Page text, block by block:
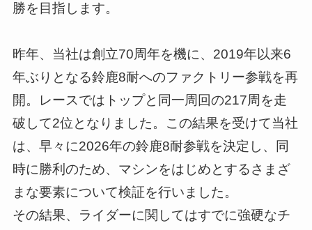
勝を目指します。
昨年、当社は創立70周年を機に、2019年以来6
年ぶりとなる鈴鹿8耐へのファクトリー参戦を再
開。レースではトップと同一周回の217周を走
破して2位となりました。この結果を受けて当社
は、早々に2026年の鈴鹿8耐参戦を決定し、同
時に勝利のため、マシンをはじめとするさまざ
まな要素について検証を行いました。
その結果、ライダーに関してはすでに強硬なチ